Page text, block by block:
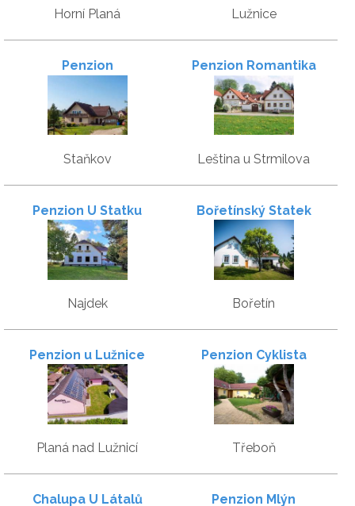
Horní Planá Lužnice
Penzion
Staňkov
Penzion Romantika
Leština u Strmilova
Penzion U Statku
Najdek
Bořetínský Statek
Bořetín
Penzion u Lužnice
Planá nad Lužnicí
Penzion Cyklista
Třeboň
Chalupa U Látalů Penzion Mlýn